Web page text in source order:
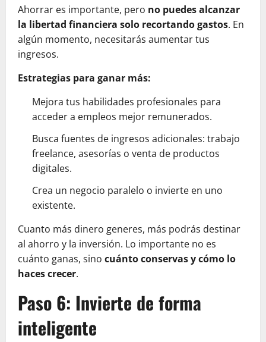
Ahorrar es importante, pero no puedes alcanzar
la libertad financiera solo recortando gastos. En
algún momento, necesitarás aumentar tus
ingresos.
Estrategias para ganar más:
Mejora tus habilidades profesionales para
acceder a empleos mejor remunerados.
Busca fuentes de ingresos adicionales: trabajo
freelance, asesorías o venta de productos
digitales.
Crea un negocio paralelo o invierte en uno
existente.
Cuanto más dinero generes, más podrás destinar
al ahorro y la inversión. Lo importante no es
cuánto ganas, sino cuánto conservas y cómo lo
haces crecer.
Paso 6: Invierte de forma
inteligente